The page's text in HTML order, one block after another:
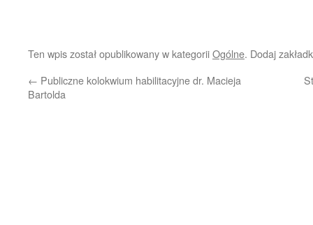
Ten wpis został opublikowany w kategoriiOgólne. Dodaj
← Publiczne kolokwium habilitacyjne dr. Macieja
Bartolda